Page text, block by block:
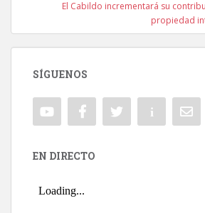
El Cabildo incrementará su
propiedad
SÍGUENOS
EN DIRECTO